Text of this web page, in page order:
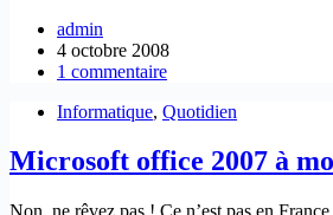
admin
4 octobre 2008
1 commentaire
Informatique, Quotidien
Microsoft office 2007 à